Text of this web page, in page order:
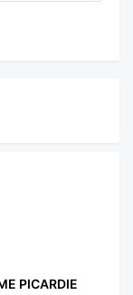
PICARDIE